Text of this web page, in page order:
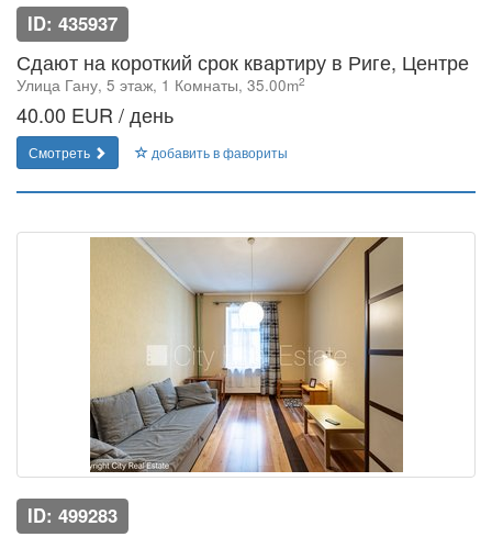
ID: 435937
Сдают на короткий срок квартиру в Риге, Центре
Улица Гану, 5 этаж, 1 Комнаты, 35.00m2
40.00 EUR / день
Смотреть добавить в фавориты
ID: 499283